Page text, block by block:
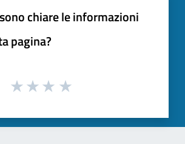
chiare le informazioni
pagina?